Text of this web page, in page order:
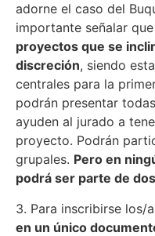
adorne el caso del
importante señalar que
proyectos que se
discreción, siendo
centrales para la
podrán presentar
ayuden al jurado a
proyecto. Podrán
grupales. Pero en
podrá ser parte de
3. Para inscribirse los/
en un único